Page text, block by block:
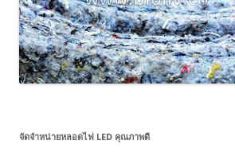
จัดจำหน่ายหลอดไฟ LED คุณภาพดี